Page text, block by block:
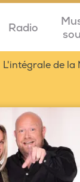
Radio
L'intégrale de la